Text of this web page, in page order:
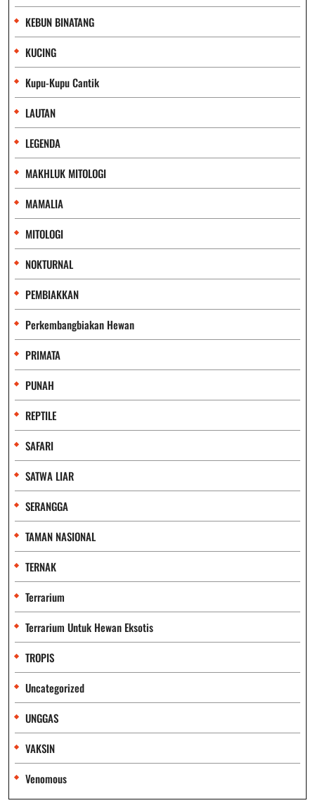
KEBUN BINATANG
KUCING
Kupu-Kupu Cantik
LAUTAN
LEGENDA
MAKHLUK MITOLOGI
MAMALIA
MITOLOGI
NOKTURNAL
PEMBIAKKAN
Perkembangbiakan Hewan
PRIMATA
PUNAH
REPTILE
SAFARI
SATWA LIAR
SERANGGA
TAMAN NASIONAL
TERNAK
Terrarium
Terrarium Untuk Hewan Eksotis
TROPIS
Uncategorized
UNGGAS
VAKSIN
Venomous